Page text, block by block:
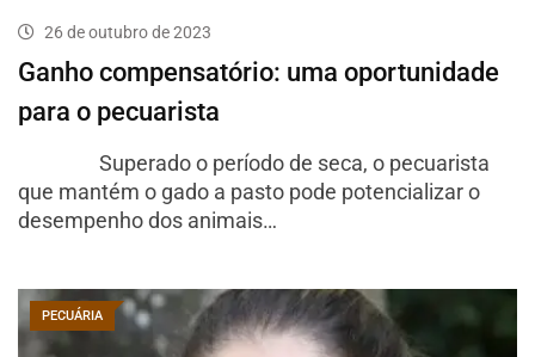
26 de outubro de 2023
Ganho compensatório: uma oportunidade
para o pecuarista
Superado o período de seca, o pecuarista
que mantém o gado a pasto pode potencializar o
desempenho dos animais…
PECUÁRIA